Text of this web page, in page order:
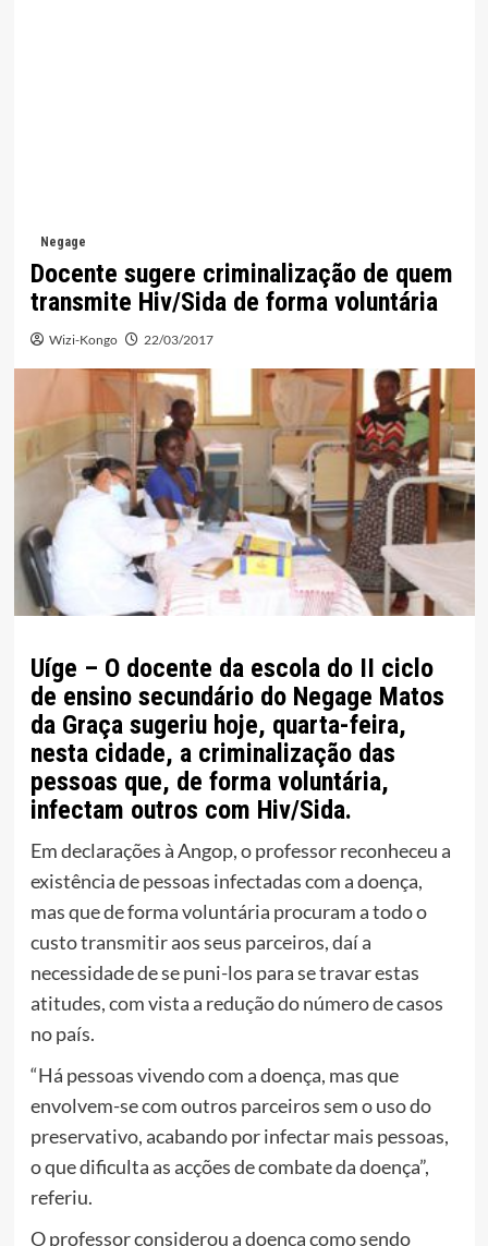
Negage
Docente sugere criminalização de quem
transmite Hiv/Sida de forma voluntária
Wizi-Kongo 22/03/2017
Uíge – O docente da escola do II ciclo
de ensino secundário do Negage Matos
da Graça sugeriu hoje, quarta-feira,
nesta cidade, a criminalização das
pessoas que, de forma voluntária,
infectam outros com Hiv/Sida.
Em declarações à Angop, o professor reconheceu a
existência de pessoas infectadas com a doença,
mas que de forma voluntária procuram a todo o
custo transmitir aos seus parceiros, daí a
necessidade de se puni-los para se travar estas
atitudes, com vista a redução do número de casos
no país.
“Há pessoas vivendo com a doença, mas que
envolvem-se com outros parceiros sem o uso do
preservativo, acabando por infectar mais pessoas,
o que dificulta as acções de combate da doença”,
referiu.
O professor considerou a doença como sendo